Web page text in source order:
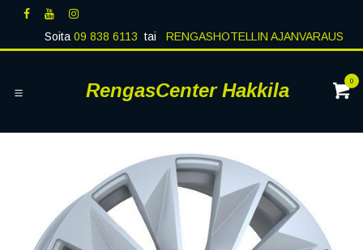
Siirry sisältöön
Soita09 838 6113 tai RENGASHOTELLIN AJANVARAUS
RengasCenter Hakkila 0